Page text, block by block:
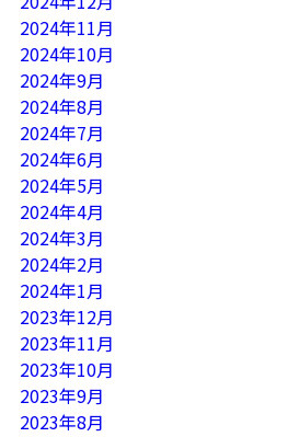
2024年11月
2024年10月
2024年9月
2024年8月
2024年7月
2024年6月
2024年5月
2024年4月
2024年3月
2024年2月
2024年1月
2023年12月
2023年11月
2023年10月
2023年9月
2023年8月